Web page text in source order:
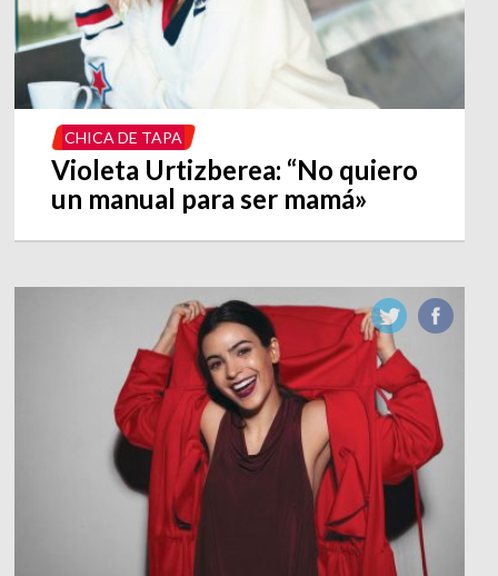
CHICA DE TAPA
Violeta Urtizberea: “No quiero
un manual para ser mamá»